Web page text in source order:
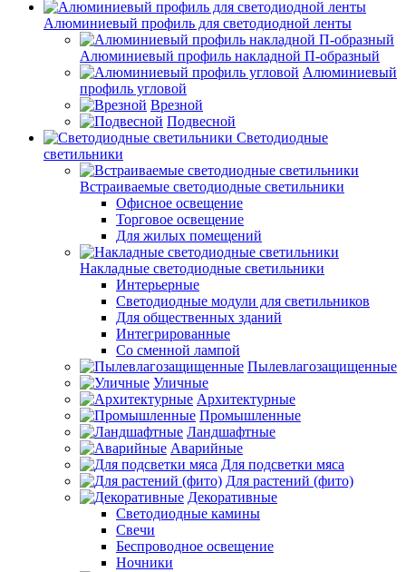
Алюминиевый профиль для светодиодной ленты
Алюминиевый профиль накладной П-образный
Алюминиевый
профиль угловой
Врезной
Подвесной
Светодиодные
светильники
Встраиваемые светодиодные светильники
Офисное освещение
Торговое освещение
Для жилых помещений
Накладные светодиодные светильники
Интерьерные
Светодиодные модули для светильников
Для общественных зданий
Интегрированные
Со сменной лампой
Пылевлагозащищенные
Уличные
Архитектурные
Промышленные
Ландшафтные
Аварийные
Для подсветки мяса
Для растений (фито)
Декоративные
Светодиодные камины
Свечи
Беспроводное освещение
Ночники